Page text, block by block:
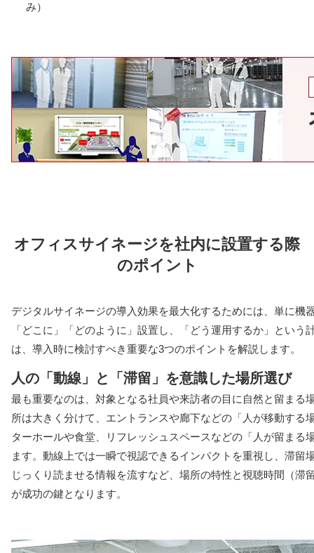
み）
オフィスサイネージを社内に設置する際
のポイント
デジタルサイネージの導入効果を最大化するためには、単に機
「どこに」「どのように」設置し、「どう運用するか」という
は、導入時に検討すべき重要な3つのポイントを解説します。
人の「動線」と「滞留」を意識した場所選び
最も重要なのは、対象となる社員や来訪者の目に自然と留まる
所は大きく分けて、エントランスや廊下などの「人が移動する
ターホールや食堂、リフレッシュスペースなどの「人が留まる
ます。動線上では一瞬で視認できるインパクトを重視し、滞留
じっくり読ませる情報を流すなど、場所の特性と視聴時間（滞
が成功の鍵となります。